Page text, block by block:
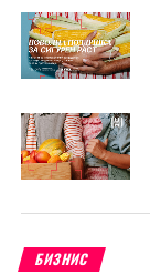
БИЗНИС